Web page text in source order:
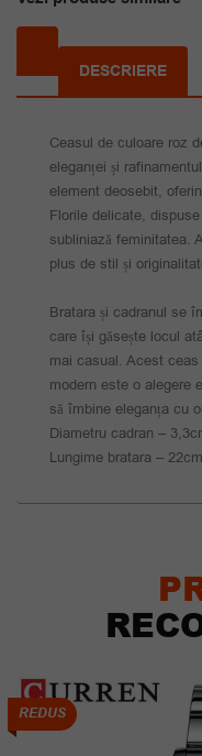
DESCRIERE
Ceasul de culoare roz
eleganței și
element deosebit,
Florile delicate,
subliniază feminitatea.
plus de stil și
Bratara și cadranul se
care își găsește locul
mai casual. Acest
modern este o alegere
să îmbine eleganța cu
Diametru cadran –
Lungime bratara – 22cm
REDUS